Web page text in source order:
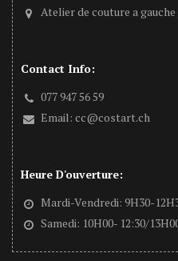
Atelier de couture a gauche
Contact Info:
077 947 56 59
Email: cc@costart.ch
Heure D'ouverture:
Mardi-Vendredi: 9H30-
Samedi: 10H00- 12:30/